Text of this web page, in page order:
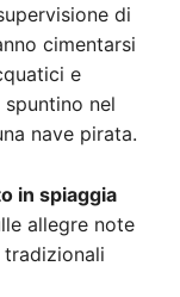
di
cimentarsi
e
nel
nave pirata.
in spiaggia
allegre note
tradizionali